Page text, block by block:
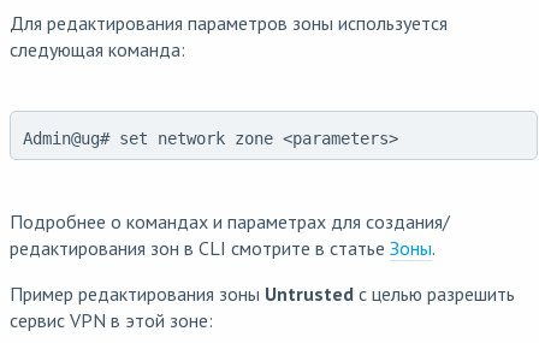
Для редактирования параметров зоны используется
следующая команда:
Admin@ug# set network zone <parameters>
Подробнее о командах и параметрах для создания/
редактирования зон в CLI смотрите в статье Зоны.
Пример редактирования зоны Untrusted с целью разрешить
сервис VPN в этой зоне: